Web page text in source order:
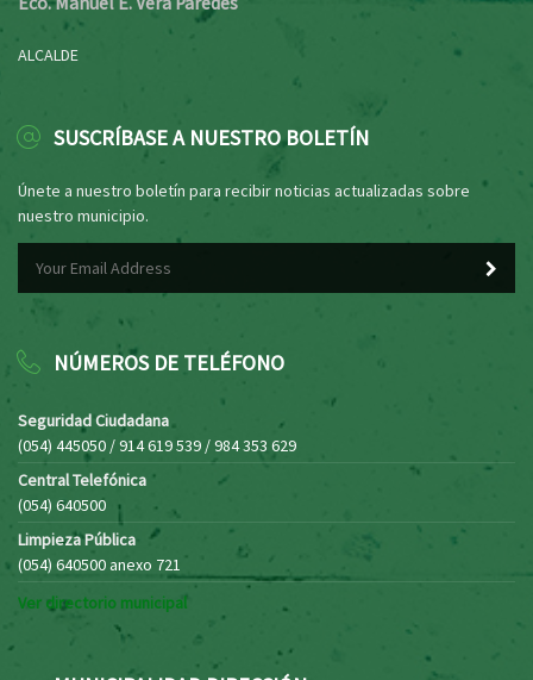
ALCALDE
SUSCRÍBASE A NUESTRO BOLETÍN
Únete a nuestro boletín para recibir noticias actualizadas sobre
nuestro municipio.
NÚMEROS DE TELÉFONO
Seguridad Ciudadana
(054) 445050 / 914 619 539 / 984 353 629
Central Telefónica
(054) 640500
Limpieza Pública
(054) 640500 anexo 721
Ver directorio municipal